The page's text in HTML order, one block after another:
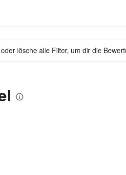
lösche alle Filter, um dir die